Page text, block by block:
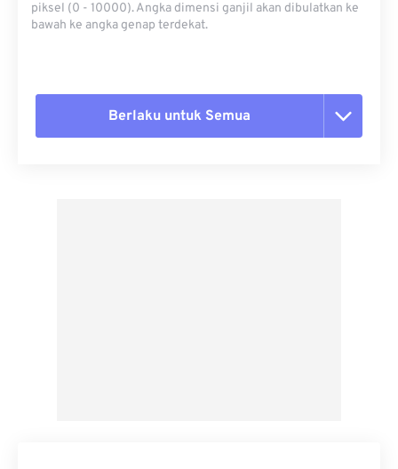
piksel (0 - 10000). Angka dimensi ganjil akan dibulatkan ke
bawah ke angka genap terdekat.
Berlaku untuk Semua